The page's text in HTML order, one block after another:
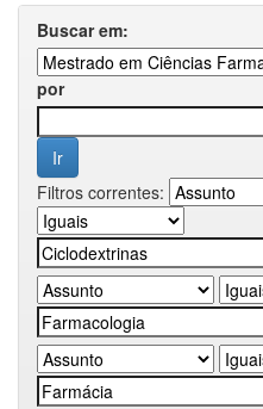
Buscar em:
por
Filtros correntes: